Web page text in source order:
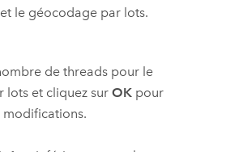
le géocodage par lots.
de threads pour le
lots et cliquez sur OKpour
modifications.